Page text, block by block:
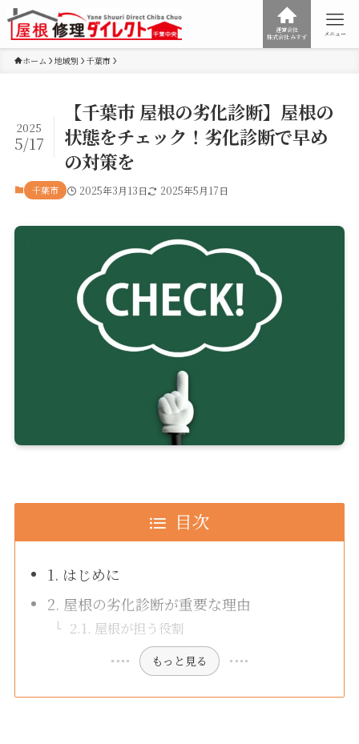
運営会社
株式会社みすず
メニュー
ホーム 地域別 千葉市
【千葉市 屋根の劣化診断】屋根の
状態をチェック！劣化診断で早め
の対策を
2025
5/17
千葉市 2025年3月13日 2025年5月17日
目次
1. はじめに
2. 屋根の劣化診断が重要な理由
2.1. 屋根が担う役割
もっと見る